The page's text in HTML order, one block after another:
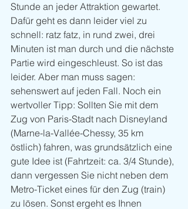
Stunde an jeder Attraktion gewartet.
Dafür geht es dann leider viel zu
schnell: ratz fatz, in rund zwei, drei
Minuten ist man durch und die nächste
Partie wird eingeschleust. So ist das
leider. Aber man muss sagen:
sehenswert auf jeden Fall. Noch ein
wertvoller Tipp: Sollten Sie mit dem
Zug von Paris-Stadt nach Disneyland
(Marne-la-Vallée-Chessy, 35 km
östlich) fahren, was grundsätzlich eine
gute Idee ist (Fahrtzeit: ca. 3/4 Stunde),
dann vergessen Sie nicht neben dem
Metro-Ticket eines für den Zug (train)
zu lösen. Sonst ergeht es Ihnen